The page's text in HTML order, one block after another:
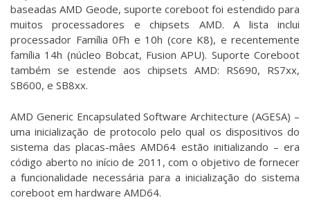
baseadas AMD Geode, suporte coreboot foi estendido para
muitos processadores e chipsets AMD. A lista inclui
processador Família 0Fh e 10h (core K8), e recentemente
família 14h (núcleo Bobcat, Fusion APU). Suporte Coreboot
também se estende aos chipsets AMD: RS690, RS7xx,
SB600, e SB8xx.
AMD Generic Encapsulated Software Architecture (AGESA) –
uma inicialização de protocolo pelo qual os dispositivos do
sistema das placas-mâes AMD64 estão initializando – era
código aberto no início de 2011, com o objetivo de fornecer
a funcionalidade necessária para a inicialização do sistema
coreboot em hardware AMD64.